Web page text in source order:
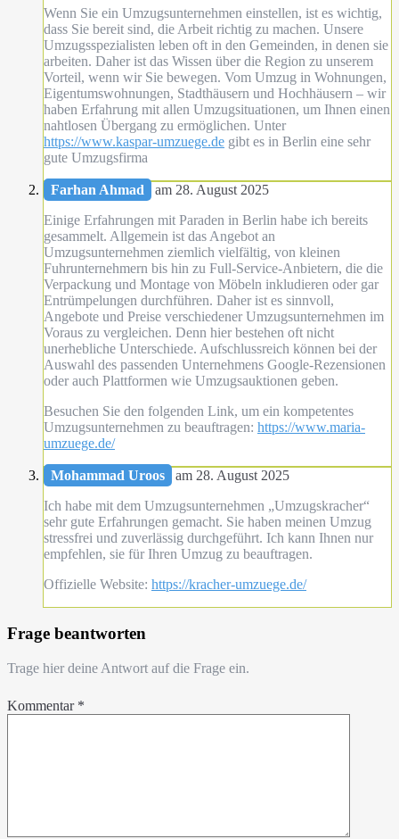
Wenn Sie ein Umzugsunternehmen einstellen, ist es wichtig,
dass Sie bereit sind, die Arbeit richtig zu machen. Unsere
Umzugsspezialisten leben oft in den Gemeinden, in denen sie
arbeiten. Daher ist das Wissen über die Region zu unserem
Vorteil, wenn wir Sie bewegen. Vom Umzug in Wohnungen,
Eigentumswohnungen, Stadthäusern und Hochhäusern – wir
haben Erfahrung mit allen Umzugsituationen, um Ihnen einen
nahtlosen Übergang zu ermöglichen. Unter
https://www.kaspar-umzuege.de gibt es in Berlin eine sehr
gute Umzugsfirma
Farhan Ahmad
am 28. August 2025
Einige Erfahrungen mit Paraden in Berlin habe ich bereits
gesammelt. Allgemein ist das Angebot an
Umzugsunternehmen ziemlich vielfältig, von kleinen
Fuhrunternehmern bis hin zu Full-Service-Anbietern, die die
Verpackung und Montage von Möbeln inkludieren oder gar
Entrümpelungen durchführen. Daher ist es sinnvoll,
Angebote und Preise verschiedener Umzugsunternehmen im
Voraus zu vergleichen. Denn hier bestehen oft nicht
unerhebliche Unterschiede. Aufschlussreich können bei der
Auswahl des passenden Unternehmens Google-Rezensionen
oder auch Plattformen wie Umzugsauktionen geben.
Besuchen Sie den folgenden Link, um ein kompetentes
Umzugsunternehmen zu beauftragen: https://www.maria-
umzuege.de/
Mohammad Uroos
am 28. August 2025
Ich habe mit dem Umzugsunternehmen „Umzugskracher“
sehr gute Erfahrungen gemacht. Sie haben meinen Umzug
stressfrei und zuverlässig durchgeführt. Ich kann Ihnen nur
empfehlen, sie für Ihren Umzug zu beauftragen.
Offizielle Website: https://kracher-umzuege.de/
Frage beantworten
Trage hier deine Antwort auf die Frage ein.
Kommentar *